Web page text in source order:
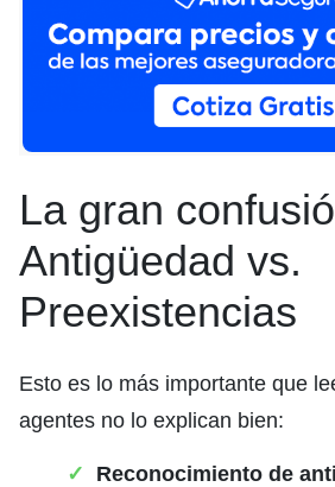
La gran
Antigüedad vs.
Preexistencias
Esto es lo más importante que
agentes no lo explican bien:
Reconocimiento de